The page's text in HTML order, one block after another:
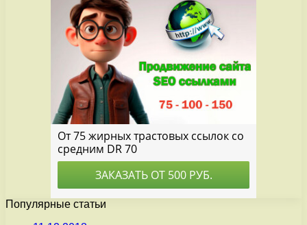
Популярные статьи